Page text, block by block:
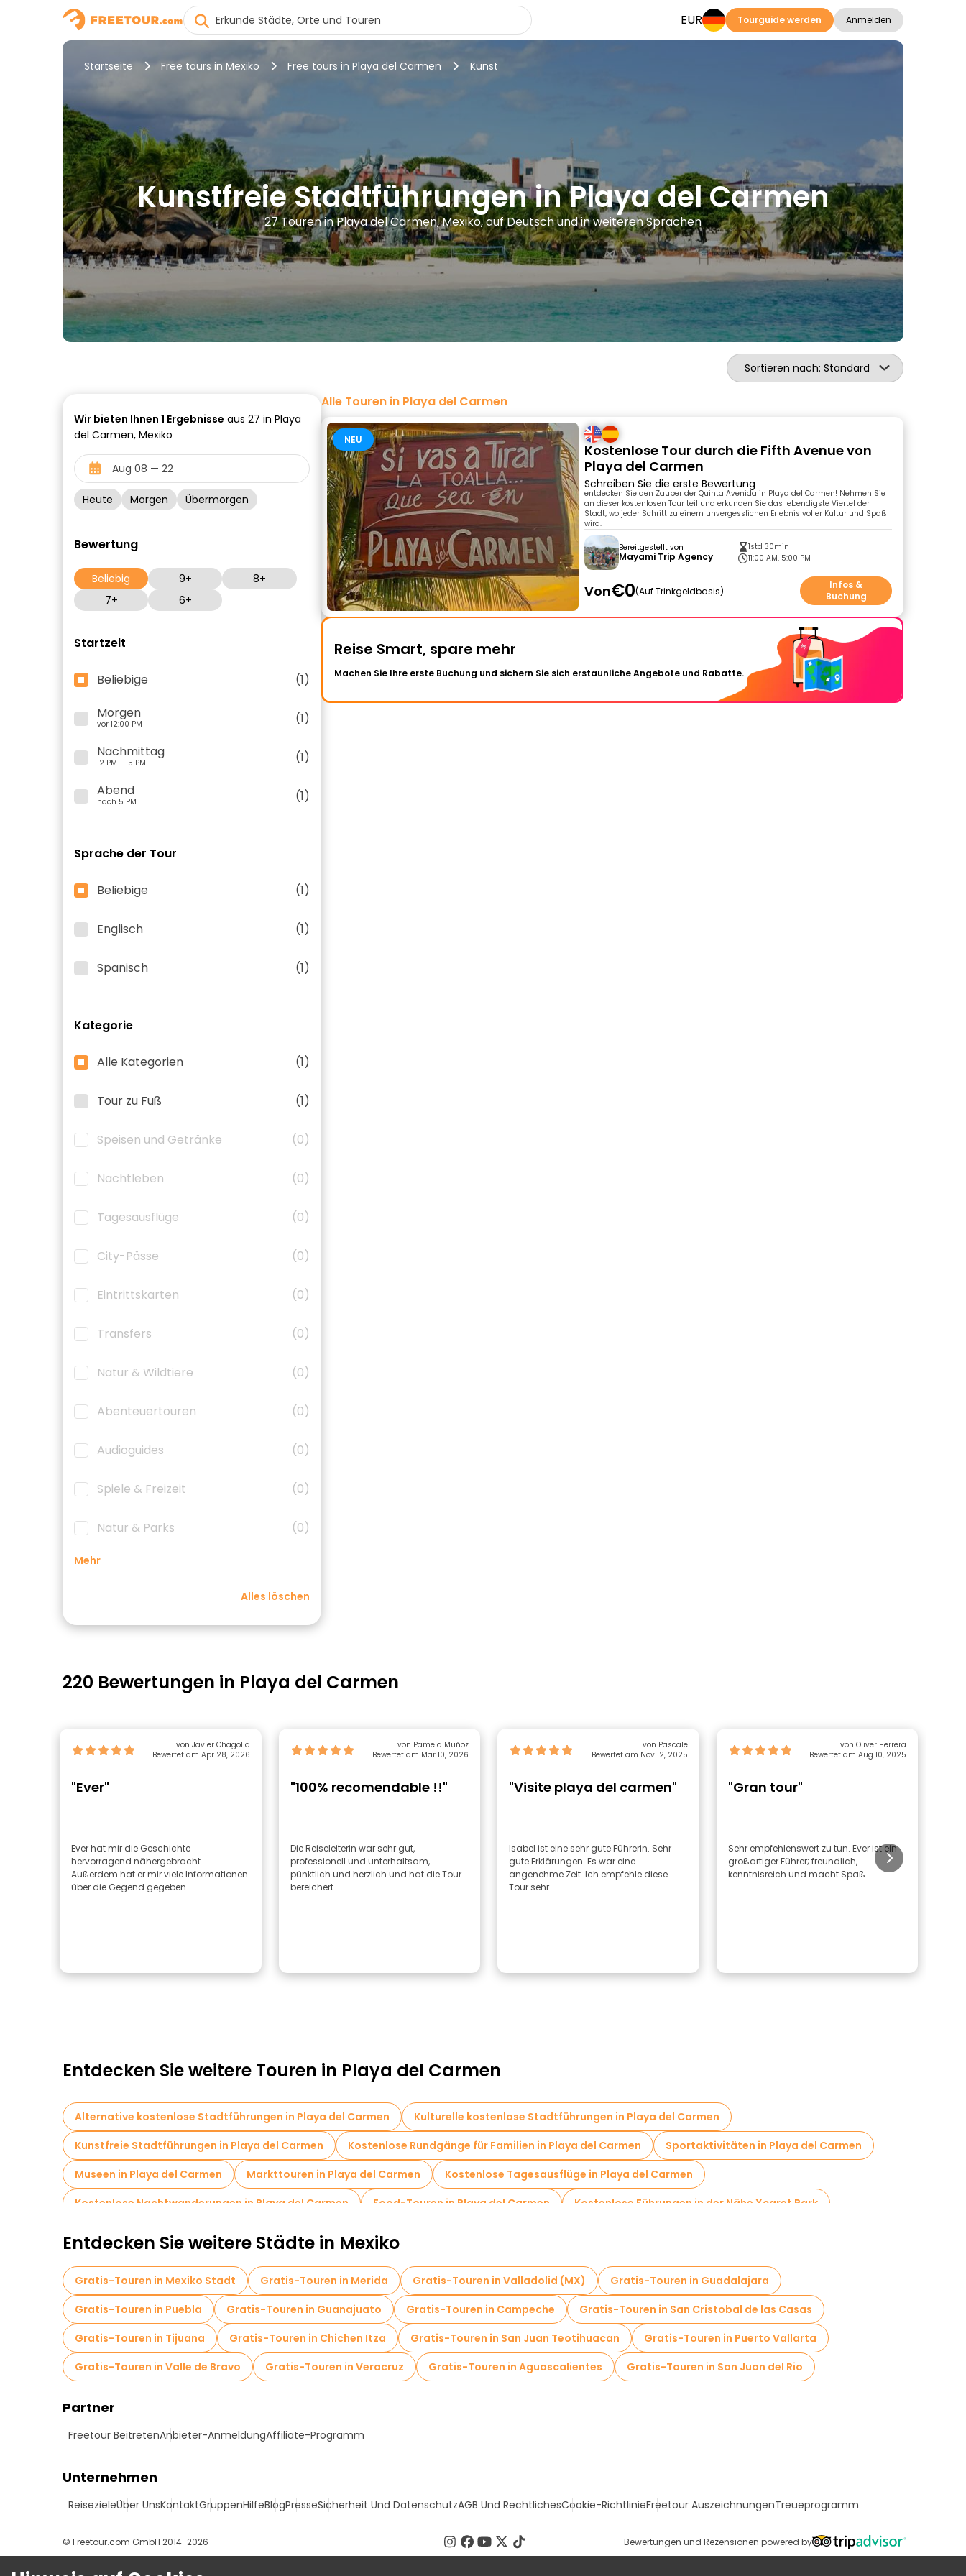
EUR Tourguide werden Anmelden
Startseite Free tours in Mexiko Free tours in Playa del Carmen Kunst
Kunstfreie Stadtführungen in Playa del Carmen
27 Touren in Playa del Carmen, Mexiko, auf Deutsch und in weiteren Sprachen
Sortieren nach: Standard
Wir bieten Ihnen 1 Ergebnisse aus 27 in Playa
del Carmen, Mexiko
Heute Morgen Übermorgen
Bewertung
Beliebig 9+
8+
7+
6+
Startzeit
Beliebige
(1)
Morgen
vor 12:00 PM
(1)
Nachmittag
12 PM — 5 PM
(1)
Abend
nach 5 PM (1)
Sprache der Tour
Beliebige (1)
Englisch (1)
Spanisch (1)
Kategorie
Alle Kategorien (1)
Tour zu Fuß (1)
Speisen und Getränke (0)
Nachtleben (0)
Tagesausflüge (0)
City-Pässe (0)
Eintrittskarten (0)
Transfers (0)
Natur & Wildtiere (0)
Abenteuertouren (0)
Audioguides (0)
Spiele & Freizeit (0)
Natur & Parks (0)
Mehr
Alles löschen
Alle Touren in Playa del Carmen
NEU
Kostenlose Tour durch die Fifth Avenue von
Playa del Carmen
Schreiben Sie die erste Bewertung
entdecken Sie den Zauber der Quinta Avenida in Playa del Carmen! Nehmen Sie
an dieser kostenlosen Tour teil und erkunden Sie das lebendigste Viertel der
Stadt, wo jeder Schritt zu einem unvergesslichen Erlebnis voller Kultur und Spaß
wird.
Bereitgestellt von
Mayami Trip Agency
1std 30min
11:00 AM, 5:00 PM
Von€0 Auf Trinkgeldbasis
Infos &
Buchung
Reise Smart, spare mehr
Machen Sie Ihre erste Buchung und sichern Sie sich erstaunliche Angebote und Rabatte.
220 Bewertungen in Playa del Carmen
von Javier Chagolla
Bewertet am Apr 28, 2026
"Ever"
Ever hat mir die Geschichte
hervorragend nähergebracht.
Außerdem hat er mir viele Informationen
über die Gegend gegeben.
von Pamela Muñoz
Bewertet am Mar 10, 2026
"100% recomendable !!"
Die Reiseleiterin war sehr gut,
professionell und unterhaltsam,
pünktlich und herzlich und hat die Tour
bereichert.
von Pascale
Bewertet am Nov 12, 2025
"Visite playa del carmen"
Isabel ist eine sehr gute Führerin. Sehr
gute Erklärungen. Es war eine
angenehme Zeit. Ich empfehle diese
Tour sehr
von Oliver Herrera
Bewertet am Aug 10, 2025
"Gran tour"
Sehr empfehlenswert zu tun. Ever ist ein
großartiger Führer; freundlich,
kenntnisreich und macht Spaß.
Entdecken Sie weitere Touren in Playa del Carmen
Alternative kostenlose Stadtführungen in Playa del Carmen
Kulturelle kostenlose Stadtführungen in Playa del Carmen
Kunstfreie Stadtführungen in Playa del Carmen
Kostenlose Rundgänge für Familien in Playa del Carmen
Sportaktivitäten in Playa del Carmen
Museen in Playa del Carmen
Markttouren in Playa del Carmen
Kostenlose Tagesausflüge in Playa del Carmen
Kostenlose Nachtwanderungen in Playa del Carmen
Food-Touren in Playa del Carmen Kostenlose Führungen in der Nähe Xcaret Park
Entdecken Sie weitere Städte in Mexiko
Gratis-Touren in Mexiko Stadt Gratis-Touren in Merida Gratis-Touren in Valladolid (MX)
Gratis-Touren in Guadalajara
Gratis-Touren in Puebla
Gratis-Touren in Guanajuato Gratis-Touren in Campeche
Gratis-Touren in San Cristobal de las Casas
Gratis-Touren in Tijuana
Gratis-Touren in Chichen Itza Gratis-Touren in San Juan Teotihuacan
Gratis-Touren in Puerto Vallarta
Gratis-Touren in Valle de Bravo
Gratis-Touren in Veracruz Gratis-Touren in Aguascalientes Gratis-Touren in San Juan del Rio
Partner
Freetour BeitretenAnbieter-AnmeldungAffiliate-Programm
Unternehmen
ReisezieleÜber UnsKontaktGruppenHilfeBlogPresseSicherheit Und DatenschutzAGB Und RechtlichesCookie-RichtlinieFreetour AuszeichnungenTreueprogramm
Bewertungen und Rezensionen powered by
© Freetour.com GmbH 2014-2026